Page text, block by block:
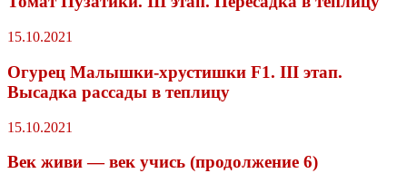
15.10.2021
Огурец Малышки-хрустишки F1. III этап.
Высадка рассады в теплицу
15.10.2021
Век живи — век учись (продолжение 6)